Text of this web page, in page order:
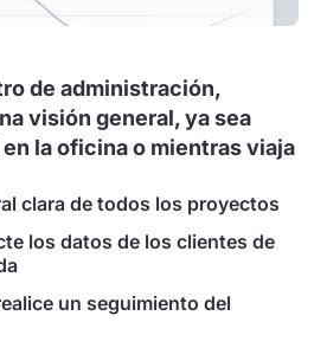
de administración,
visión general, ya sea
la oficina o mientras viaja
clara de todos los proyectos
los datos de los clientes de
un seguimiento del